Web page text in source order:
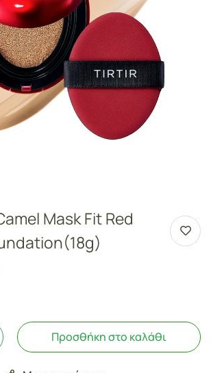
Mask Fit Red
Προσθήκη στο καλάθι